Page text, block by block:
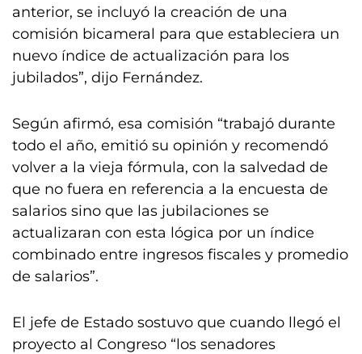
anterior, se incluyó la creación de una
comisión bicameral para que estableciera un
nuevo índice de actualización para los
jubilados”, dijo Fernández.
Según afirmó, esa comisión “trabajó durante
todo el año, emitió su opinión y recomendó
volver a la vieja fórmula, con la salvedad de
que no fuera en referencia a la encuesta de
salarios sino que las jubilaciones se
actualizaran con esta lógica por un índice
combinado entre ingresos fiscales y promedio
de salarios”.
El jefe de Estado sostuvo que cuando llegó el
proyecto al Congreso “los senadores